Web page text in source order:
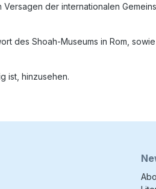
der internationalen
des Shoah-Museums in Rom,
ist, hinzusehen.